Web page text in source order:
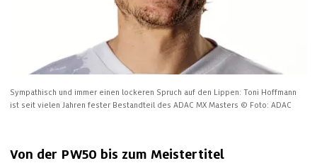
Sympathisch und immer einen lockeren Spruch auf den Lippen: Toni Hoffmann
ist seit vielen Jahren fester Bestandteil des ADAC MX Masters © Foto: ADAC
Von der PW50 bis zum Meistertitel